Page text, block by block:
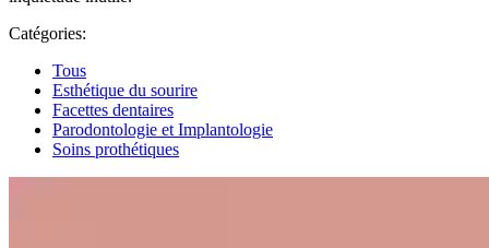
Catégories:
Tous
Esthétique du sourire
Facettes dentaires
Parodontologie et Implantologie
Soins prothétiques